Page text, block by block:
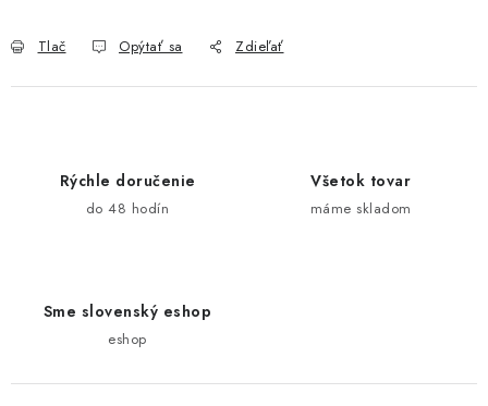
Tlač Opýtať sa Zdieľať
Rýchle doručenie
do 48 hodín
Všetok tovar
máme skladom
Sme slovenský eshop
eshop